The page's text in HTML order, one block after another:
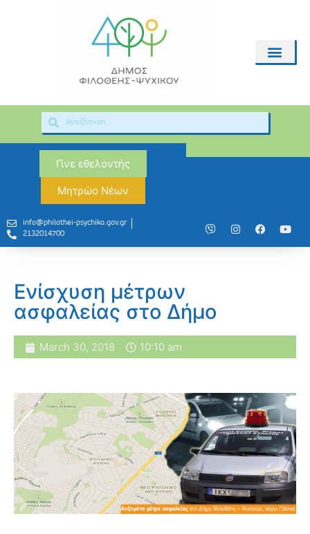
Γίνε εθελοντής
Μητρώο Νέων
info@philothei-psychiko.gov.gr
2132014700
Ενίσχυση μέτρων
ασφαλείας στο Δήμο
March 30, 2018 10:10 am